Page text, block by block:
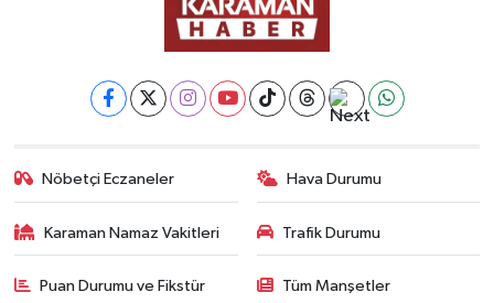
Nöbetçi Eczaneler Hava Durumu
Karaman Namaz Vakitleri Trafik Durumu
Puan Durumu ve Fikstür Tüm Manşetler